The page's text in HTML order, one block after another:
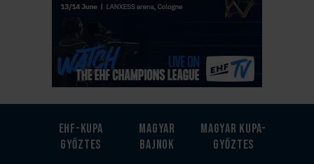
EHF-Kupa
győztes
Magyar
bajnok
Magyar kupa-
győztes